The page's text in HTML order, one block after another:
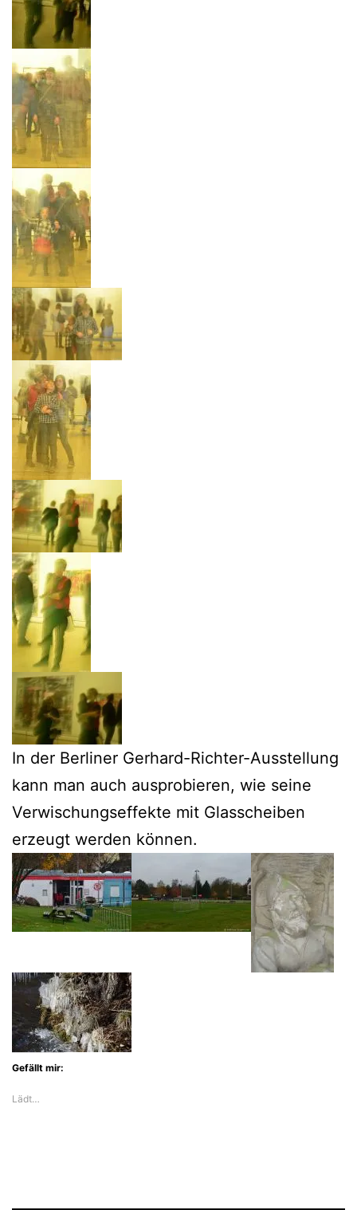
In der Berliner Gerhard-Richter-Ausstellung
kann man auch ausprobieren, wie seine
Verwischungseffekte mit Glasscheiben
erzeugt werden können.
Gefällt mir:
Lädt…